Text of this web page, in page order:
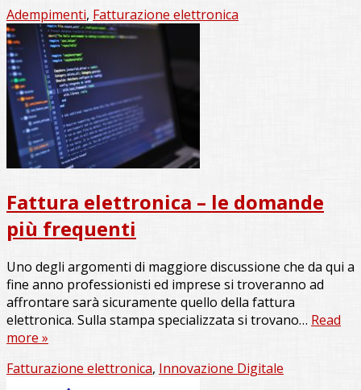
Adempimenti, Fatturazione elettronica
Fattura elettronica – le domande
più frequenti
Uno degli argomenti di maggiore discussione che da qui a
fine anno professionisti ed imprese si troveranno ad
affrontare sarà sicuramente quello della fattura
elettronica. Sulla stampa specializzata si trovano… Read
more »
Fatturazione elettronica, Innovazione Digitale